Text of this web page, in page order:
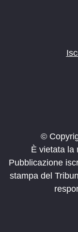
©
È vietata la
Pubblicazione
stampa del